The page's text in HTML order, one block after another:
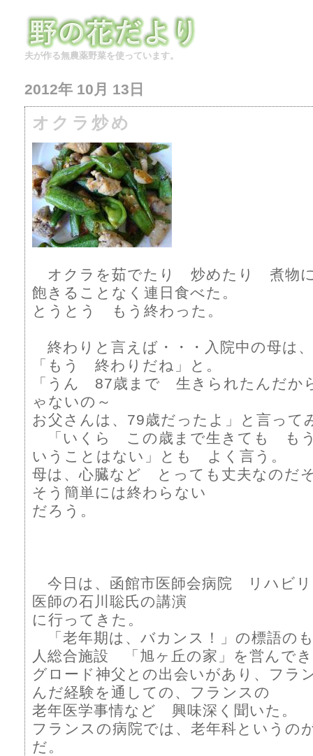
夫が作る無農薬野菜を使っています。
2012年 10月 13日
オクラ炒め
オクラを茹でたり 炒めたり 煮物
飽きることなく連日食べた。
とうとう もう終わった。
終わりと言えば・・・入院中の母は
「もう 終わりだね」と。
「うん 87歳まで 生きられたんだか
ゃないの～
お父さんは、79歳だったよ」と言って
「いくら この歳まで生きても も
いうことはない」とも よく言う。
母は、心臓など とっても丈夫なのだ
そう簡単には終わらない
だろう。
今日は、函館市医師会病院 リハビ
医師の石川聡氏の講演
に行ってきた。
「老年期は、バカンス！」の標語の
人総合施設 「旭ヶ丘の家」を営んで
グロード神父との出会いがあり、フ
んだ経験を通しての、フランスの
老年医学事情など 興味深く聞いた。
フランスの病院では、老年科というの
だ。